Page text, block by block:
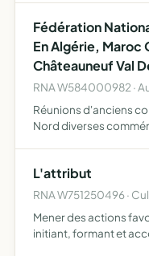
Fédération
En Algérie, Maroc
Châteauneuf Val
RNA W584000982 ·
Réunions d'anciens
Nord diverses
L'attribut
RNA W751250496 ·
Mener des actions
initiant, formant et